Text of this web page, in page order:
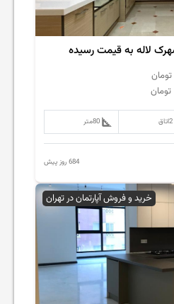
تومان
تومان
2اتاق 80متر
684 روز پیش
خرید و فروش آپارتمان در تهران